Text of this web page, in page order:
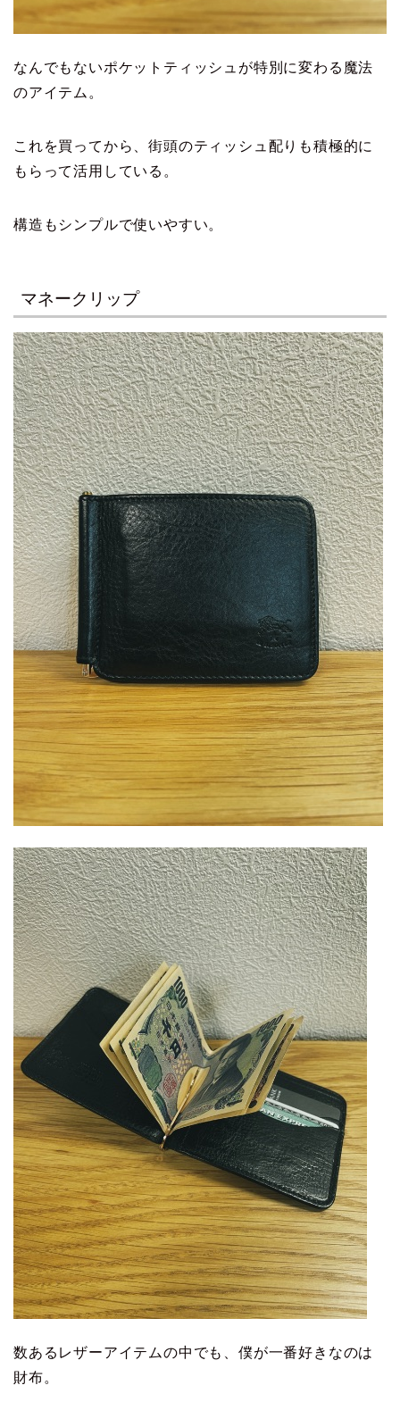
なんでもないポケットティッシュが特別に変わる魔法
のアイテム。
これを買ってから、街頭のティッシュ配りも積極的に
もらって活用している。
構造もシンプルで使いやすい。
マネークリップ
数あるレザーアイテムの中でも、僕が一番好きなのは
財布。